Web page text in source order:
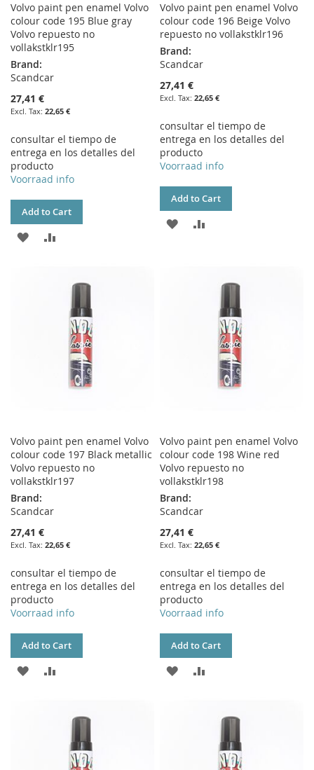
Volvo paint pen enamel Volvo
colour code 195 Blue gray
Volvo repuesto no
vollakstklr195
Brand:
Scandcar
27,41 €
22,65 €
consultar el tiempo de
entrega en los detalles del
producto
Voorraad info
Add to Cart
ADD
COMPARE
Volvo paint pen enamel Volvo
colour code 196 Beige Volvo
repuesto no vollakstklr196
Brand:
Scandcar
27,41 €
22,65 €
consultar el tiempo de
entrega en los detalles del
producto
Voorraad info
Add to Cart
ADD
Volvo paint pen enamel Volvo
colour code 197 Black metallic
Volvo repuesto no
vollakstklr197
Brand:
Scandcar
27,41 €
22,65 €
consultar el tiempo de
entrega en los detalles del
producto
Voorraad info
Add to Cart
ADD
COMPARE
Volvo paint pen enamel Volvo
colour code 198 Wine red
Volvo repuesto no
vollakstklr198
Brand:
Scandcar
27,41 €
22,65 €
consultar el tiempo de
entrega en los detalles del
producto
Voorraad info
Add to Cart
ADD
COMPARE